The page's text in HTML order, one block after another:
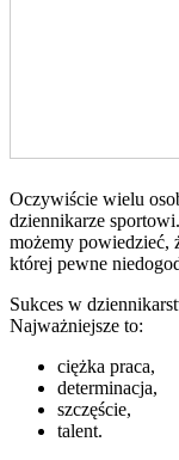
Oczywiście wielu
dziennikarze
możemy powiedzieć,
której pewne
Sukces w
Najważniejsze to:
ciężka praca,
determinacja,
szczęście,
talent.